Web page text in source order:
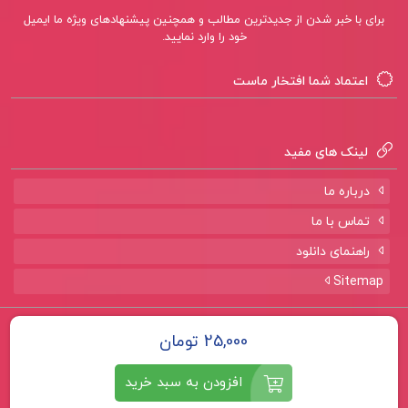
روزبهان
کتاب کاربرد های آمار با نرم افزار های آماری علی
کتاب جامع بهداشت عمومی حسین حاتمی
برای با خبر شدن از جدیدترین مطالب و همچنین پیشنهادهای ویژه ما ایمیل
خود را وارد نمایید.
اعتماد شما افتخار ماست
لینک های مفید
درباره ما
تماس با ما
راهنمای دانلود
Sitemap
تمامی حقوق برای سایت پروژه لند 25,000 تومان
افزودن به سبد خرید